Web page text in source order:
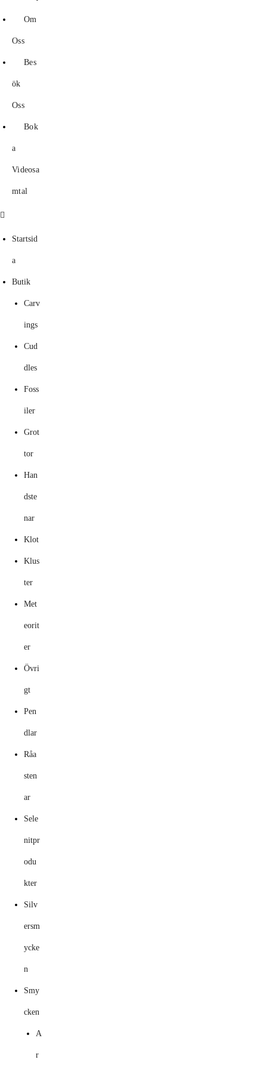
Om
Oss
Bes
ök
Oss
Bok
a
Videosa
mtal
Startsid
a
Butik
Carv
ings
Cud
dles
Foss
iler
Grot
tor
Han
dste
nar
Klot
Klus
ter
Met
eorit
er
Övri
gt
Pen
dlar
Råa
sten
ar
Sele
nitpr
odu
kter
Silv
ersm
ycke
n
Smy
cken
A
r